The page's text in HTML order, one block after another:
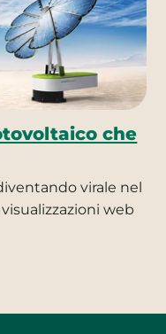
che
virale nel
web